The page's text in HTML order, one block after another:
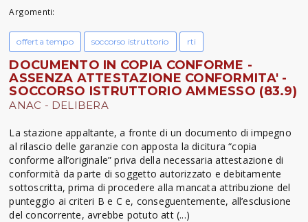
Argomenti:
offerta tempo soccorso istruttorio rti
DOCUMENTO IN COPIA CONFORME -
ASSENZA ATTESTAZIONE CONFORMITA' -
SOCCORSO ISTRUTTORIO AMMESSO (83.9)
ANAC - DELIBERA
La stazione appaltante, a fronte di un documento di impegno
al rilascio delle garanzie con apposta la dicitura “copia
conforme all’originale” priva della necessaria attestazione di
conformità da parte di soggetto autorizzato e debitamente
sottoscritta, prima di procedere alla mancata attribuzione del
punteggio ai criteri B e C e, conseguentemente, all’esclusione
del concorrente, avrebbe potuto att (...)